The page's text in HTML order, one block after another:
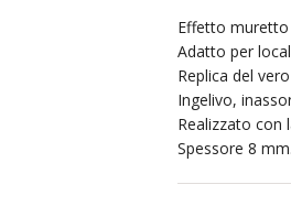
Effetto
Adatto per
Replica del
Ingelivo,
Realizzato con
Spessore 8 mm.